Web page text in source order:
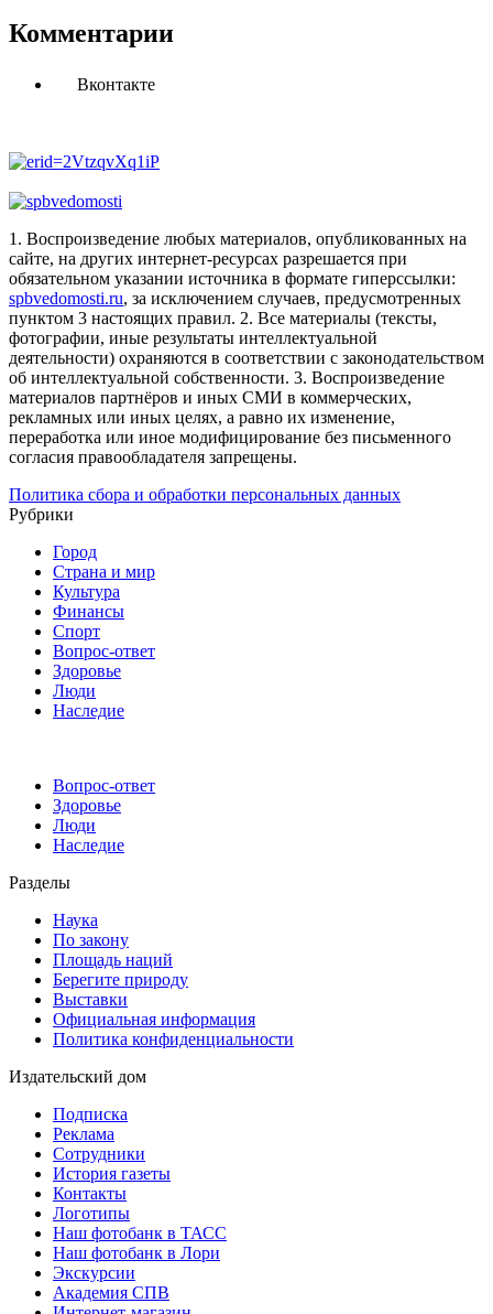
Комментарии
Вконтакте
1. Воспроизведение любых материалов, опубликованных на
сайте, на других интернет-ресурсах разрешается при
обязательном указании источника в формате гиперссылки:
spbvedomosti.ru, за исключением случаев, предусмотренных
пунктом 3 настоящих правил. 2. Все материалы (тексты,
фотографии, иные результаты интеллектуальной
деятельности) охраняются в соответствии с законодательством
об интеллектуальной собственности. 3. Воспроизведение
материалов партнёров и иных СМИ в коммерческих,
рекламных или иных целях, а равно их изменение,
переработка или иное модифицирование без письменного
согласия правообладателя запрещены.
Политика сбора и обработки персональных данных
Рубрики
Город
Страна и мир
Культура
Финансы
Спорт
Вопрос-ответ
Здоровье
Люди
Наследие
Вопрос-ответ
Здоровье
Люди
Наследие
Разделы
Наука
По закону
Площадь наций
Берегите природу
Выставки
Официальная информация
Политика конфиденциальности
Издательский дом
Подписка
Реклама
Сотрудники
История газеты
Контакты
Логотипы
Наш фотобанк в ТАСС
Наш фотобанк в Лори
Экскурсии
Академия СПВ